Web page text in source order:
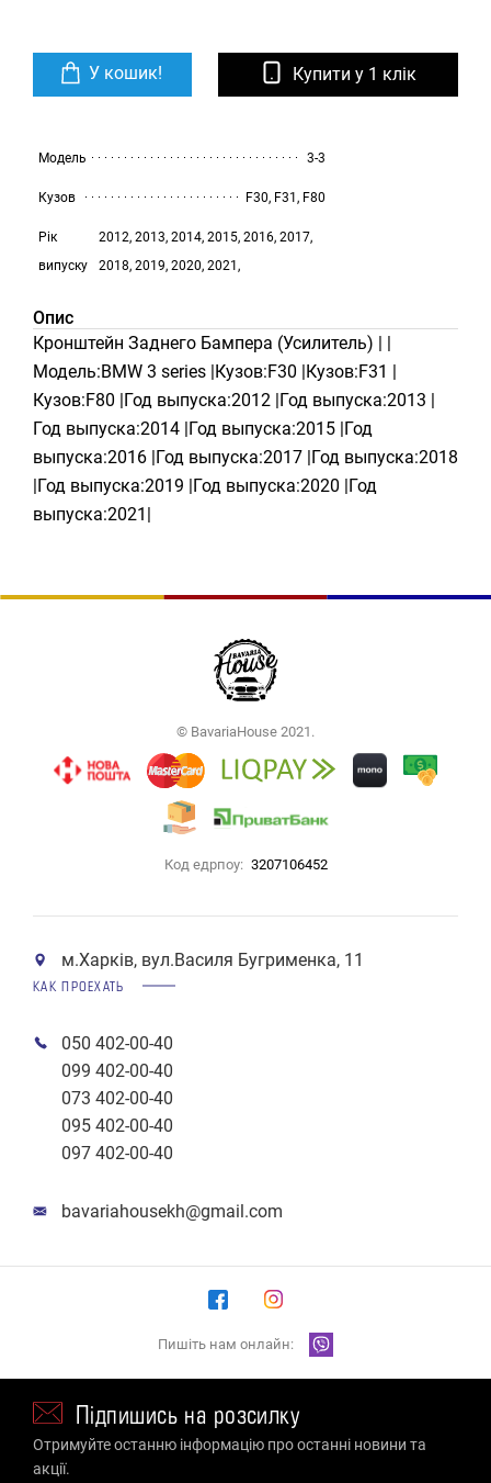
У кошик! Купити у 1 клік
Модель 3-3
Кузов F30, F31, F80
Рік
випуску
2012, 2013, 2014, 2015, 2016, 2017,
2018, 2019, 2020, 2021,
Опис
Кронштейн Заднего Бампера (Усилитель) | |
Модель:BMW 3 series |Кузов:F30 |Кузов:F31 |
Кузов:F80 |Год выпуска:2012 |Год выпуска:2013 |
Год выпуска:2014 |Год выпуска:2015 |Год
выпуска:2016 |Год выпуска:2017 |Год выпуска:2018
|Год выпуска:2019 |Год выпуска:2020 |Год
выпуска:2021|
© BavariaHouse 2021.
Код едрпоу: 3207106452
м.Харків, вул.Василя Бугрименка, 11
КАК ПРОЕХАТЬ
050 402-00-40
099 402-00-40
073 402-00-40
095 402-00-40
097 402-00-40
bavariahousekh@gmail.com
Пишіть нам онлайн:
Підпишись на розсилку
Отримуйте останню інформацію про останні новини та
акції.